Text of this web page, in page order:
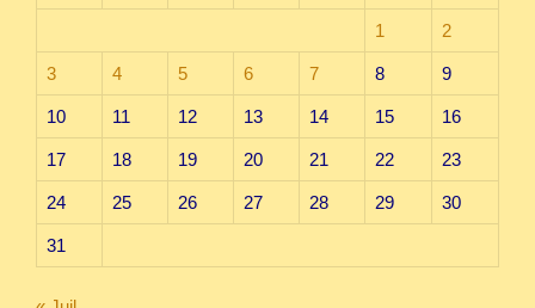
1 2
3 4 5 6 7 8 9
10 11 12 13 14 15 16
17 18 19 20 21 22 23
24 25 26 27 28 29 30
31